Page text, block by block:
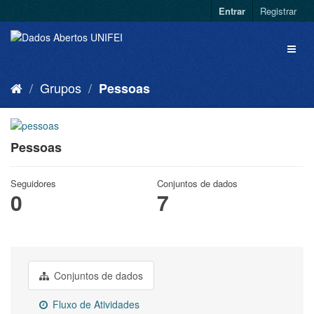
Entrar Registrar
Grupos Pessoas
Pessoas
Seguidores
0
Conjuntos de dados
7
Conjuntos de dados
Fluxo de Atividades